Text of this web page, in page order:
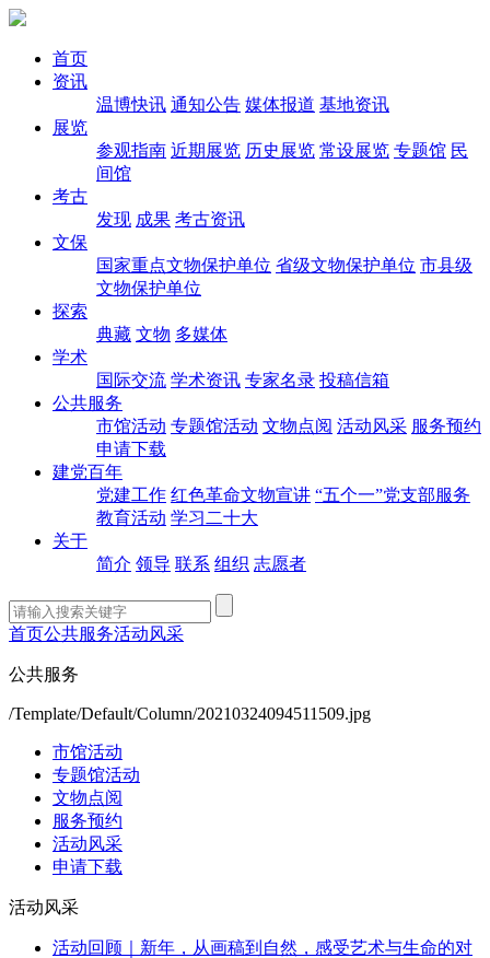
首页
资讯
温博快讯 通知公告 媒体报道 基地资讯
展览
参观指南 近期展览 历史展览 常设展览 专题馆 民
间馆
考古
发现 成果 考古资讯
文保
国家重点文物保护单位 省级文物保护单位 市县级
文物保护单位
探索
典藏 文物 多媒体
学术
国际交流 学术资讯 专家名录 投稿信箱
公共服务
市馆活动 专题馆活动 文物点阅 活动风采 服务预约
申请下载
建党百年
党建工作 红色革命文物宣讲 “五个一”党支部服务
教育活动 学习二十大
关于
简介 领导 联系 组织 志愿者
首页公共服务活动风采
公共服务
/Template/Default/Column/20210324094511509.jpg
市馆活动
专题馆活动
文物点阅
服务预约
活动风采
申请下载
活动风采
活动回顾｜新年，从画稿到自然，感受艺术与生命的对